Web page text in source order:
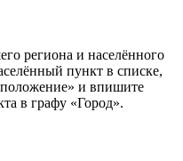
региона и населённого
пункт в списке,
и впишите
в графу «Город».